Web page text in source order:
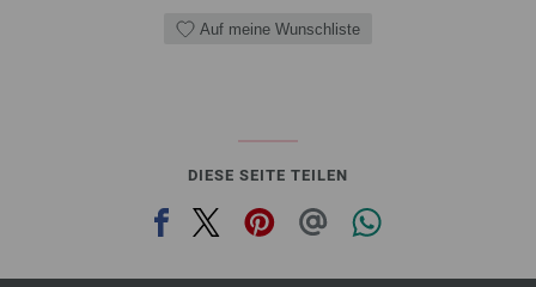
Auf meine Wunschliste
DIESE SEITE TEILEN